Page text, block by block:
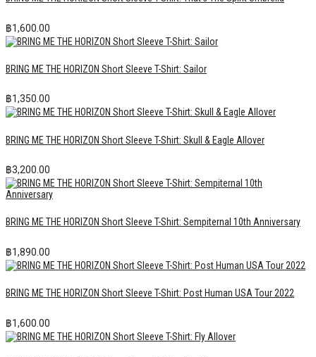
฿1,600.00
BRING ME THE HORIZON Short Sleeve T-Shirt: Sailor
฿1,350.00
BRING ME THE HORIZON Short Sleeve T-Shirt: Skull & Eagle Allover
฿3,200.00
BRING ME THE HORIZON Short Sleeve T-Shirt: Sempiternal 10th Anniversary
฿1,890.00
BRING ME THE HORIZON Short Sleeve T-Shirt: Post Human USA Tour 2022
฿1,600.00